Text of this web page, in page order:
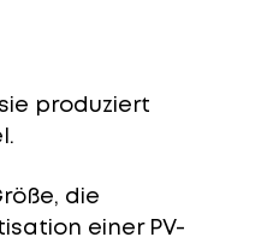
produziert
die
einer PV-